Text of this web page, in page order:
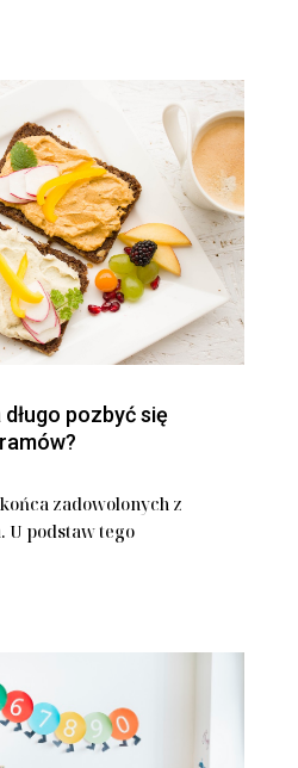
pozbyć się
zadowolonych z
U podstaw tego